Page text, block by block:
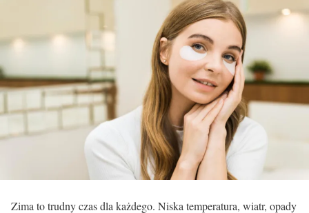
Zima to trudny czas dla każdego. Niska temperatura, wiatr, opady